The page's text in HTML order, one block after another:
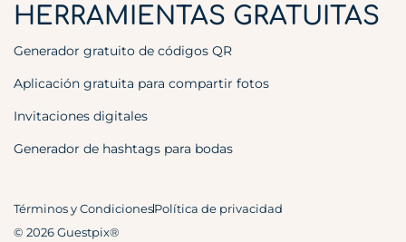
HERRAMIENTAS GRATUITAS
Generador gratuito de códigos QR
Aplicación gratuita para compartir fotos
Invitaciones digitales
Generador de hashtags para bodas
© 2026 Guestpix®
Términos y CondicionesPolítica de privacidad